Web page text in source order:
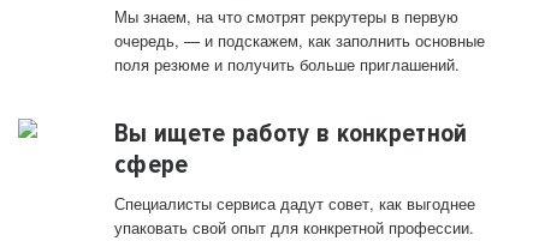
Мы знаем, на что смотрят рекрутеры в первую
очередь, — и подскажем, как заполнить основные
поля резюме и получить больше приглашений.
Вы ищете работу в конкретной
сфере
Специалисты сервиса дадут совет, как выгоднее
упаковать свой опыт для конкретной профессии.